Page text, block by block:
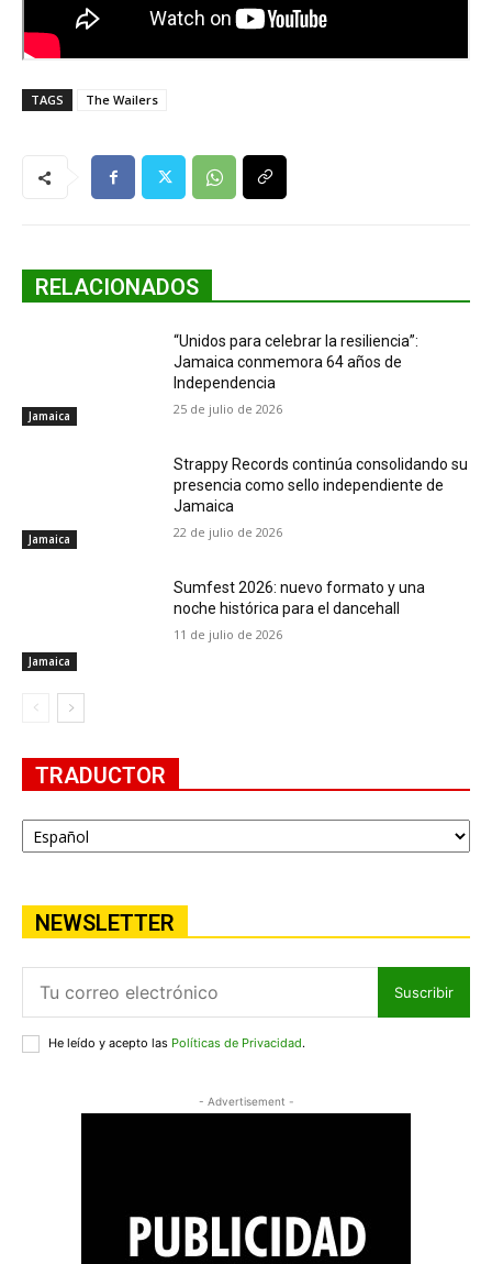
TAGS The Wailers
RELACIONADOS
Jamaica
“Unidos para celebrar la resiliencia”:
Jamaica conmemora 64 años de
Independencia
25 de julio de 2026
Jamaica
Strappy Records continúa consolidando su
presencia como sello independiente de
Jamaica
22 de julio de 2026
Jamaica
Sumfest 2026: nuevo formato y una
noche histórica para el dancehall
11 de julio de 2026
TRADUCTOR
NEWSLETTER
Suscribir
He leído y acepto las Políticas de Privacidad.
- Advertisement -